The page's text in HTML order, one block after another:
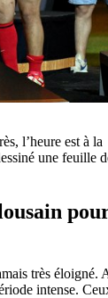
l’heure est à la
une feuille
très éloigné.
intense.